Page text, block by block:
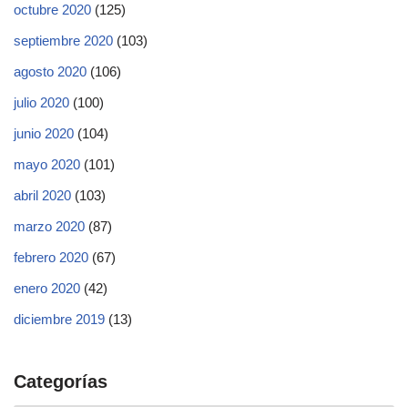
octubre 2020 (125)
septiembre 2020 (103)
agosto 2020 (106)
julio 2020 (100)
junio 2020 (104)
mayo 2020 (101)
abril 2020 (103)
marzo 2020 (87)
febrero 2020 (67)
enero 2020 (42)
diciembre 2019 (13)
Categorías